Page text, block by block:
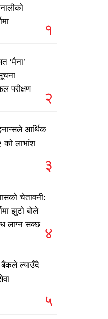
१
‘मैना’
परीक्षण
२
आर्थिक
को लाभांश
३
चेतावनी:
झुटो बोले
लाग्न सक्छ ४
बैंकले ल्याउँदै
५